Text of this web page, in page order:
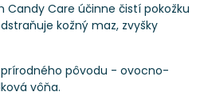
Care účinne čistí pokožku
kožný maz, zvyšky
prírodného pôvodu - ovocno-
vôňa.